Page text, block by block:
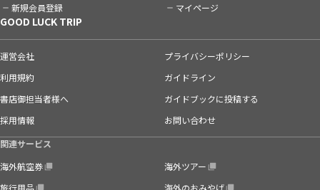
新規会員登録 マイページ
GOOD LUCK TRIP
運営会社
プライバシーポリシー
利用規約
ガイドライン
書店御担当者様へ
ガイドブックに投稿する
採用情報
お問い合わせ
関連サービス
海外航空券
海外ツアー
旅行用品
海外のおみやげ